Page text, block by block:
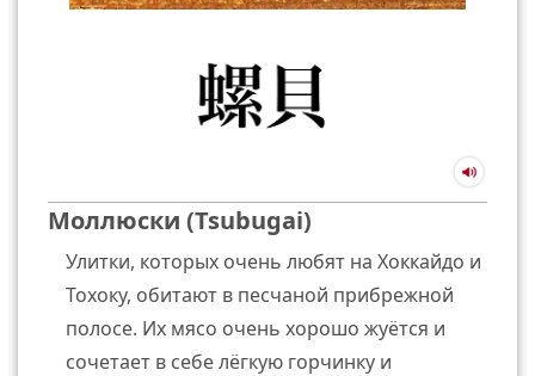
Моллюски (Tsubugai)
Улитки, которых очень любят на Хоккайдо и
Тохоку, обитают в песчаной прибрежной
полосе. Их мясо очень хорошо жуётся и
сочетает в себе лёгкую горчинку и